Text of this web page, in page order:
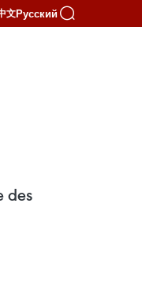
文Русский
des